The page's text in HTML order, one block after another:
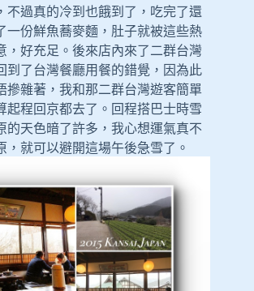
不過真的冷到也餓到了，吃完了還
一份鮮魚蕎麥麵，肚子就被這些熱
，好充足。後來店內來了二群台灣
到了台灣餐廳用餐的錯覺，因為此
摻雜著，我和那二群台灣遊客簡單
起程回京都去了。回程搭巴士時雪
的天色暗了許多，我心想運氣真不
，就可以避開這場午後急雪了。